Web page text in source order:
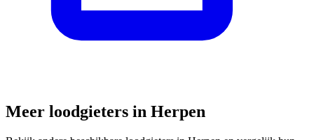
Meer loodgieters in Herpen